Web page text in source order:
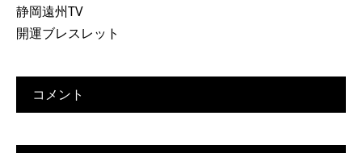
静岡遠州TV
開運ブレスレット
コメント